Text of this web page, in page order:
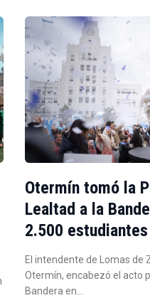
Otermín tomó la
Lealtad a la
2.500
El intendente de Lomas de
Otermín, encabezó el acto
Bandera en…